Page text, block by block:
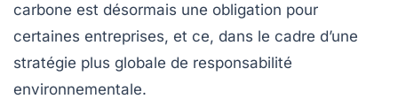
carbone est désormais une obligation pour
certaines entreprises, et ce, dans le cadre d’une
stratégie plus globale de responsabilité
environnementale.